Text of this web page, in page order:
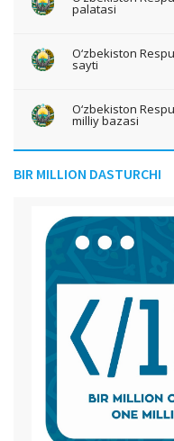
palatasi
O‘zbekiston
sayti
O‘zbekiston
milliy bazasi
BIR MILLION DASTURCHI